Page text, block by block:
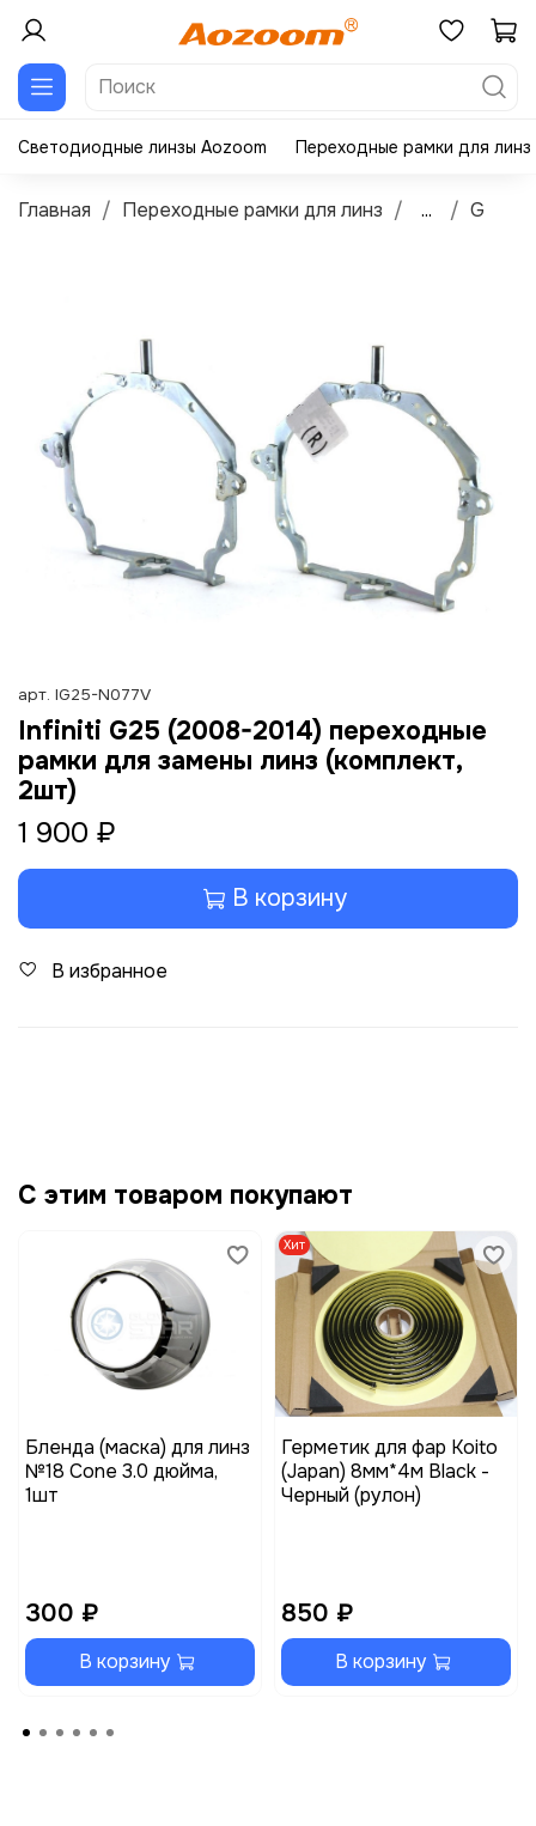
Светодиодные линзы Aozoom Переходные рамки для линз
Главная Переходные рамки для линз ... G
арт. IG25-N077V
Infiniti G25 (2008-2014) переходные
рамки для замены линз (комплект,
2шт)
1 900 ₽
В корзину
В избранное
С этим товаром покупают
Бленда (маска) для линз
№18 Cone 3.0 дюйма,
1шт
300 ₽
В корзину
Хит
Герметик для фар Koito
(Japan) 8мм*4м Black -
Черный (рулон)
850 ₽
В корзину